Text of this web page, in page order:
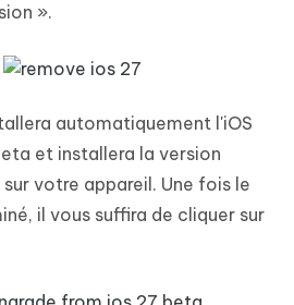
».
automatiquement l'iOS
et installera la version
votre appareil. Une fois le
il vous suffira de cliquer sur